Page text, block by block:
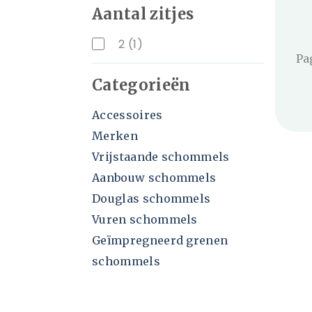
Aantal zitjes
2 (1)
Categorieën
Accessoires
Merken
Vrijstaande schommels
Aanbouw schommels
Douglas schommels
Vuren schommels
Geïmpregneerd grenen
schommels